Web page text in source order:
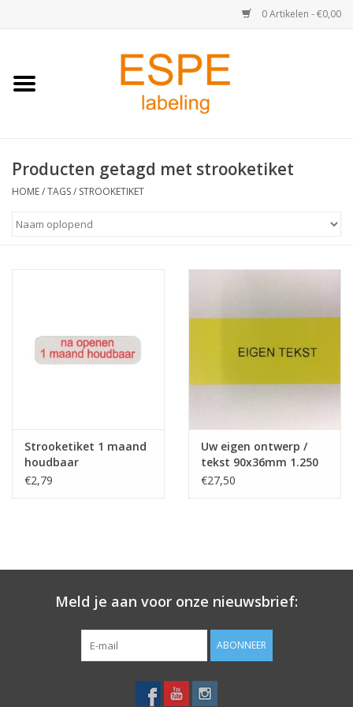
0 Artikelen - €0,00
Home
Retail
Verzend-etiketten
Producten getagd met strooketiket
HOME/TAGS/ STROOKETIKET
Strooketiket 1 maand
houdbaar
€2,79
Uw eigen ontwerp /
tekst 90x36mm 1.250
p.rol
€27,50
Meld je aan voor onze nieuwsbrief:
ABONNEER